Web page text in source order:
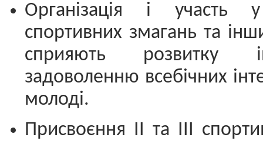
Організація і участь
спортивних змагань та
сприяють розвитку
задоволенню всебічних
молоді.
Присвоєння ІІ та ІІІ